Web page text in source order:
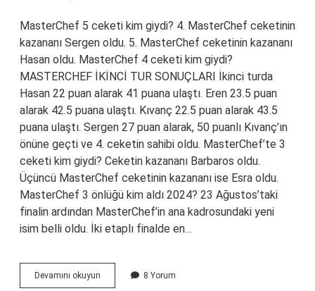
MasterChef 5 ceketi kim giydi? 4. MasterChef ceketinin
kazananı Sergen oldu. 5. MasterChef ceketinin kazananı
Hasan oldu. MasterChef 4 ceketi kim giydi?
MASTERCHEF İKİNCİ TUR SONUÇLARI İkinci turda
Hasan 22 puan alarak 41 puana ulaştı. Eren 23.5 puan
alarak 42.5 puana ulaştı. Kıvanç 22.5 puan alarak 43.5
puana ulaştı. Sergen 27 puan alarak, 50 puanlı Kıvanç’ın
önüne geçti ve 4. ceketin sahibi oldu. MasterChef’te 3
ceketi kim giydi? Ceketin kazananı Barbaros oldu.
Üçüncü MasterChef ceketinin kazananı ise Esra oldu.
MasterChef 3 önlüğü kim aldı 2024? 23 Ağustos’taki
finalin ardından MasterChef’in ana kadrosundaki yeni
isim belli oldu. İki etaplı finalde en…
Devamını okuyun Masterchef
Dün
8 Yorum